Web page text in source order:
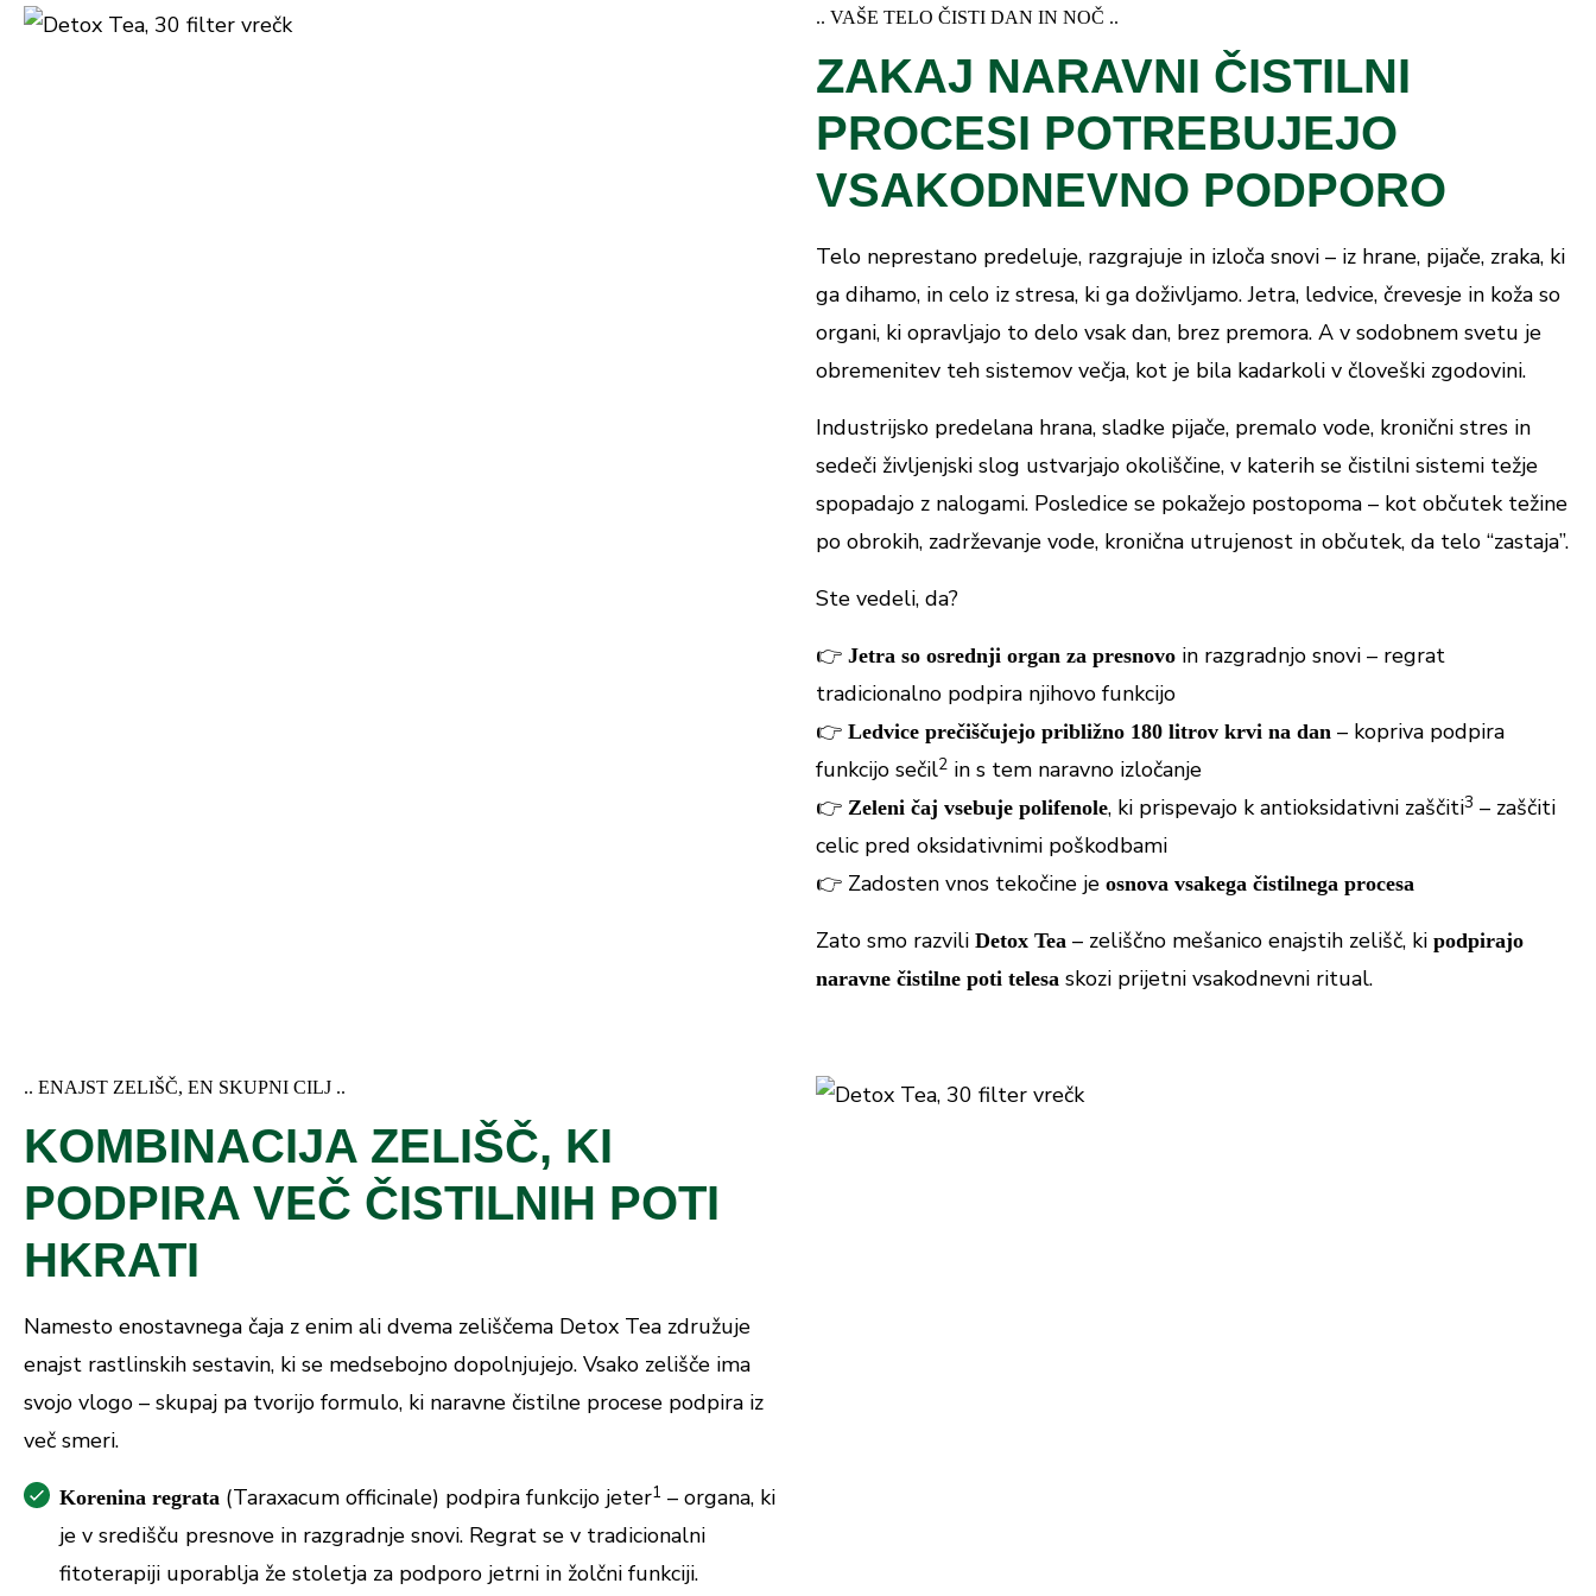
Korenina regrata (Taraxacum officinale
Zeleni poganjki poljske preslice (Equisetum arvense)
Neto teža:50 g
.. VAŠE TELO ČISTI DAN IN NOČ ..
ZAKAJ NARAVNI ČISTILNI
PROCESI POTREBUJEJO
VSAKODNEVNO PODPORO
Telo neprestano predeluje, razgrajuje in izloča snovi – iz hrane, pijače, zraka, ki
ga dihamo, in celo iz stresa, ki ga doživljamo. Jetra, ledvice, črevesje in koža so
organi, ki opravljajo to delo vsak dan, brez premora. A v sodobnem svetu je
obremenitev teh sistemov večja, kot je bila kadarkoli v človeški zgodovini.
Industrijsko predelana hrana, sladke pijače, premalo vode, kronični stres in
sedeči življenjski slog ustvarjajo okoliščine, v katerih se čistilni sistemi težje
spopadajo z nalogami. Posledice se pokažejo postopoma – kot občutek težine
po obrokih, zadrževanje vode, kronična utrujenost in občutek, da telo “zastaja”.
Ste vedeli, da?
👉 Jetra so osrednji organ za presnovo in razgradnjo snovi – regrat
tradicionalno podpira njihovo funkcijo
👉 Ledvice prečiščujejo približno 180 litrov krvi na dan – kopriva podpira
funkcijo sečil2 in s tem naravno izločanje
👉 Zeleni čaj vsebuje polifenole, ki prispevajo k antioksidativni zaščiti3 – zaščiti
celic pred oksidativnimi poškodbami
👉 Zadosten vnos tekočine je osnova vsakega čistilnega procesa
Zato smo razvili Detox Tea – zeliščno mešanico enajstih zelišč, ki podpirajo
naravne čistilne poti telesa skozi prijetni vsakodnevni ritual.
.. ENAJST ZELIŠČ, EN SKUPNI CILJ ..
KOMBINACIJA ZELIŠČ, KI
PODPIRA VEČ ČISTILNIH POTI
HKRATI
Namesto enostavnega čaja z enim ali dvema zeliščema Detox Tea združuje
enajst rastlinskih sestavin, ki se medsebojno dopolnjujejo. Vsako zelišče ima
svojo vlogo – skupaj pa tvorijo formulo, ki naravne čistilne procese podpira iz
več smeri.
Korenina regrata (Taraxacum officinale) podpira funkcijo jeter1 – organa, ki
je v središču presnove in razgradnje snovi. Regrat se v tradicionalni
fitoterapiji uporablja že stoletja za podporo jetrni in žolčni funkciji.
Prijava
splošnimi pogojiposlovanja.
* Popusti se med seboj ne seštevajo in ne veljajo za akcijske